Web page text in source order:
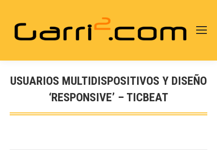
USUARIOS MULTIDISPOSITIVOS Y DISEÑO
‘RESPONSIVE’ – TICBEAT
Estás aquí: